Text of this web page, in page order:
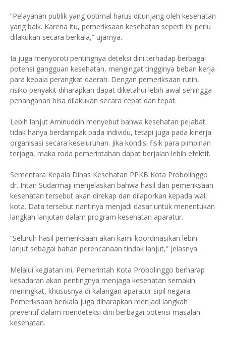
“Pelayanan publik yang optimal harus ditunjang oleh kesehatan
yang baik. Karena itu, pemeriksaan kesehatan seperti ini perlu
dilakukan secara berkala,” ujarnya.
Ia juga menyoroti pentingnya deteksi dini terhadap berbagai
potensi gangguan kesehatan, mengingat tingginya beban kerja
para kepala perangkat daerah. Dengan pemeriksaan rutin,
risiko penyakit diharapkan dapat diketahui lebih awal sehingga
penanganan bisa dilakukan secara cepat dan tepat.
Lebih lanjut Aminuddin menyebut bahwa kesehatan pejabat
tidak hanya berdampak pada individu, tetapi juga pada kinerja
organisasi secara keseluruhan. Jika kondisi fisik para pimpinan
terjaga, maka roda pemerintahan dapat berjalan lebih efektif.
Sementara Kepala Dinas Kesehatan PPKB Kota Probolinggo
dr. Intan Sudarmaji menjelaskan bahwa hasil dari pemeriksaan
kesehatan tersebut akan direkap dan dilaporkan kepada wali
kota. Data tersebut nantinya menjadi dasar untuk menentukan
langkah lanjutan dalam program kesehatan aparatur.
“Seluruh hasil pemeriksaan akan kami koordinasikan lebih
lanjut sebagai bahan perencanaan tindak lanjut,” jelasnya.
Melalui kegiatan ini, Pemerintah Kota Probolinggo berharap
kesadaran akan pentingnya menjaga kesehatan semakin
meningkat, khususnya di kalangan aparatur sipil negara.
Pemeriksaan berkala juga diharapkan menjadi langkah
preventif dalam mendeteksi dini berbagai potensi masalah
kesehatan.